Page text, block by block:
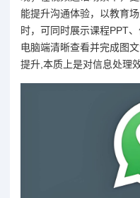
能提升沟通体验，以教育
时，可同时展示课程PPT
电脑端清晰查看并完成图
提升,本质上是对信息处理